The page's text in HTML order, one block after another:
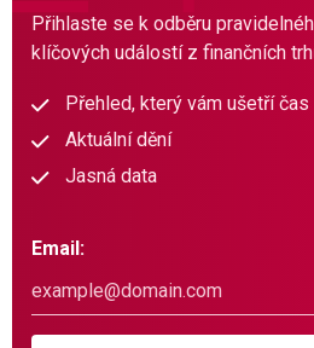
Přihlaste se k odběru
klíčových událostí z finančních
Přehled, který vám ušetří čas
Aktuální dění
Jasná data
Email: